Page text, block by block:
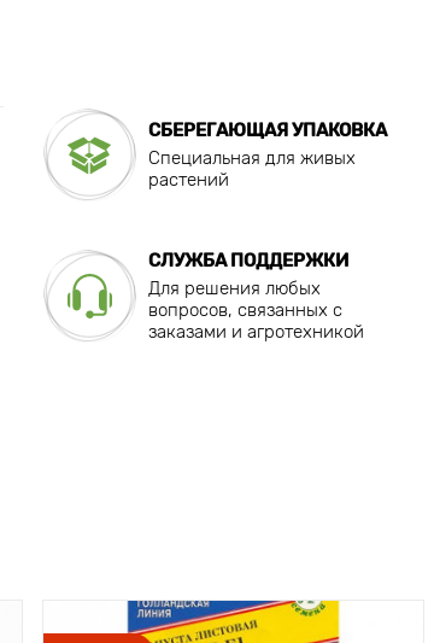
СБЕРЕГАЮЩАЯ УПАКОВКА
Специальная для живых
растений
СЛУЖБА ПОДДЕРЖКИ
Для решения любых
вопросов, связанных с
заказами и агротехникой